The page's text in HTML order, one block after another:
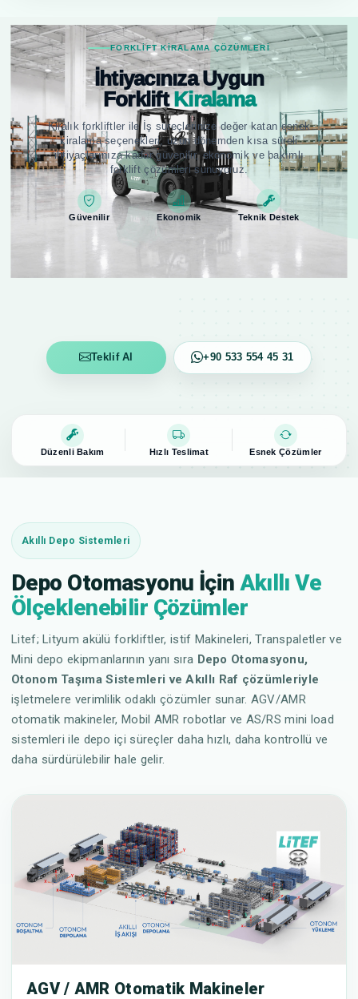
FORKLIFT KIRALAMA ÇÖZÜMLERI
İhtiyacınıza Uygun
ForkliftKiralama
Kiralık forkliftler ile İş süreçlerinize değer katan esnek
kiralama seçenekleri; uzun dönemden kısa süreli
ihtiyaçlarınıza kadar güvenilir, ekonomik ve bakımlı
forklift çözümleri sunuyoruz.
Güvenilir Ekonomik Teknik Destek
Teklif Al +90 533 554 45 31
Düzenli Bakım Hızlı Teslimat Esnek Çözümler
Akıllı Depo Sistemleri
Depo Otomasyonu İçin Akıllı Ve
Ölçeklenebilir Çözümler
Litef; Lityum akülü forkliftler, istif Makineleri, Transpaletler ve
Mini depo ekipmanlarının yanı sıra Depo Otomasyonu,
Otonom Taşıma Sistemleri ve Akıllı Raf çözümleriyle
işletmelere verimlilik odaklı çözümler sunar. AGV/AMR
otomatik makineler, Mobil AMR robotlar ve AS/RS mini load
sistemleri ile depo içi süreçler daha hızlı, daha kontrollü ve
daha sürdürülebilir hale gelir.
AGV / AMR Otomatik Makineler